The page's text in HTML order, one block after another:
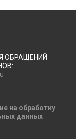
ОБРАЩЕНИЙ
на обработку
данных